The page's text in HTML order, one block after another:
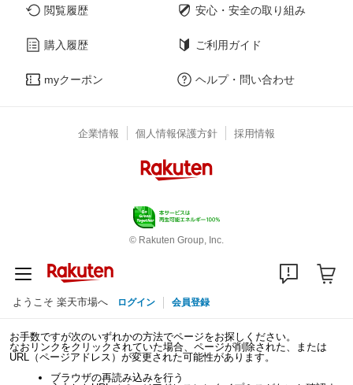
閲覧履歴
購入履歴
myクーポン
安心・安全の取り組み
ご利用ガイド
ヘルプ・問い合わせ
企業情報 個人情報保護方針 採用情報
© Rakuten Group, Inc.
ようこそ 楽天市場へ ログイン 会員登録
お手数ですが次のいずれかの方法でページをお探しください。
なおリンクをクリックされていた場合、ページが削除された、または
URL（ページアドレス）が変更された可能性があります。
ブラウザの再読み込みを行う